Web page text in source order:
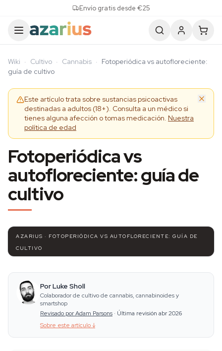
Envío gratis desde €25
Wiki · Cultivo · Cannabis · Fotoperiódica vs autofloreciente:
guía de cultivo
Este artículo trata sobre sustancias psicoactivas
destinadas a adultos (18+). Consulta a un médico si
tienes alguna afección o tomas medicación. Nuestra
política de edad
Fotoperiódica vs
autofloreciente: guía de
cultivo
AZARIUS · FOTOPERIÓDICA VS AUTOFLORECIENTE: GUÍA DE
CULTIVO
Por Luke Sholl
Colaborador de cultivo de cannabis, cannabinoides y
smartshop
Revisado por Adam Parsons · Última revisión abr 2026
Sobre este artículo↓